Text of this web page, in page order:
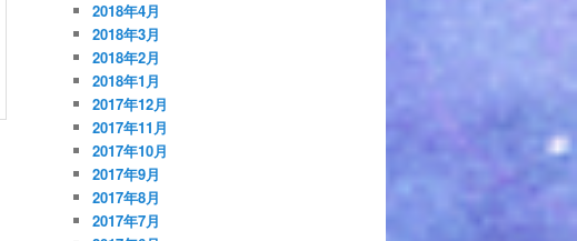
2018年4月
2018年3月
2018年2月
2018年1月
2017年12月
2017年11月
2017年10月
2017年9月
2017年8月
2017年7月